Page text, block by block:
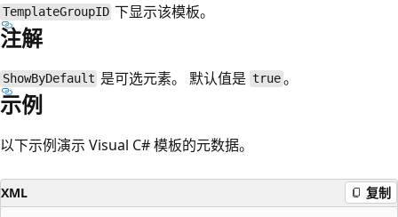
TemplateGroupID 下显示该模板。
注解
ShowByDefault 是可选元素。 默认值是true。
示例
以下示例演示 Visual C# 模板的元数据。
XML 复制